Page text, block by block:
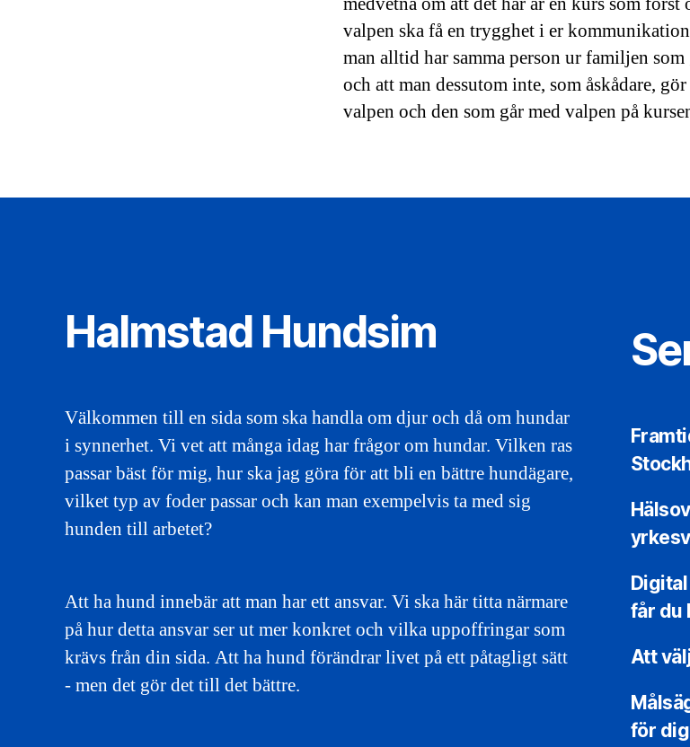
valpen ska få en trygghet i er
man alltid har samma person ur familjen
och att man dessutom inte, som åskådare,
valpen och den som går med valpen på
Halmstad Hundsim
Välkommen till en sida som ska handla om djur och då om hundar
i synnerhet. Vi vet att många idag har frågor om hundar. Vilken ras
passar bäst för mig, hur ska jag göra för att bli en bättre hundägare,
vilket typ av foder passar och kan man exempelvis ta med sig
hunden till arbetet?
Att ha hund innebär att man har ett ansvar. Vi ska här titta närmare
på hur detta ansvar ser ut mer konkret och vilka uppoffringar som
krävs från din sida. Att ha hund förändrar livet på ett påtagligt sätt
- men det gör det till det bättre.
får du
Att
för dig